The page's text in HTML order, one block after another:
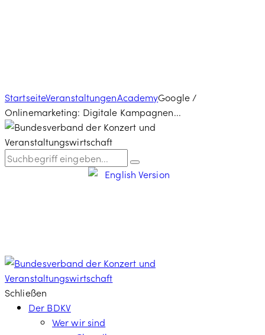
StartseiteVeranstaltungenAcademyGoogle /
Onlinemarketing: Digitale Kampagnen...
Schließen
Der BDKV
Wer wir sind